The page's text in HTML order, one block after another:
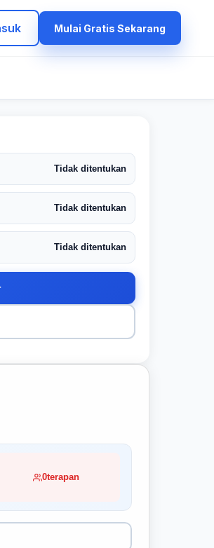
Mulai Gratis Sekarang
0terapan
Tidak ditentukan
Tidak ditentukan
Tidak ditentukan